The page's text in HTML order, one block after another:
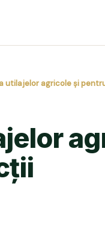
utilajelor agricole și